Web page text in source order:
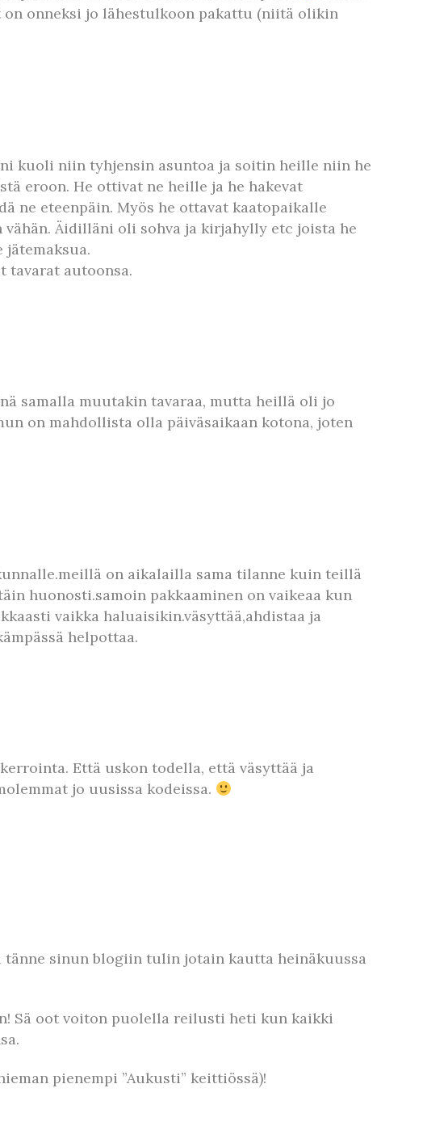
onneksi jo lähestulkoon pakattu (niitä olikin
kuoli niin tyhjensin asuntoa ja soitin heille niin he
eroon. He ottivat ne heille ja he hakevat
ne eteenpäin. Myös he ottavat kaatopaikalle
Äidilläni oli sohva ja kirjahylly etc joista he
jätemaksua.
tavarat autoonsa.
samalla muutakin tavaraa, mutta heillä oli jo
on mahdollista olla päiväsaikaan kotona, joten
on aikalailla sama tilanne kuin teillä
huonosti.samoin pakkaaminen on vaikeaa kun
vaikka haluaisikin.väsyttää,ahdistaa ja
helpottaa.
Että uskon todella, että väsyttää ja
jo uusissa kodeissa.
sinun blogiin tulin jotain kautta heinäkuussa
Sä oot voiton puolella reilusti heti kun kaikki
pienempi ”Aukusti” keittiössä)!